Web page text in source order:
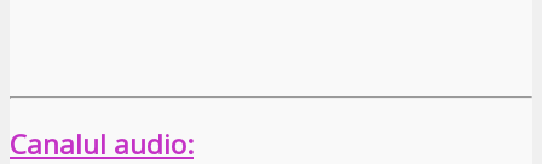
Canalul audio: